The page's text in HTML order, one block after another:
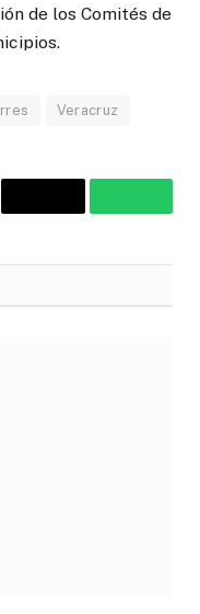
de los Comités de
Veracruz
Email